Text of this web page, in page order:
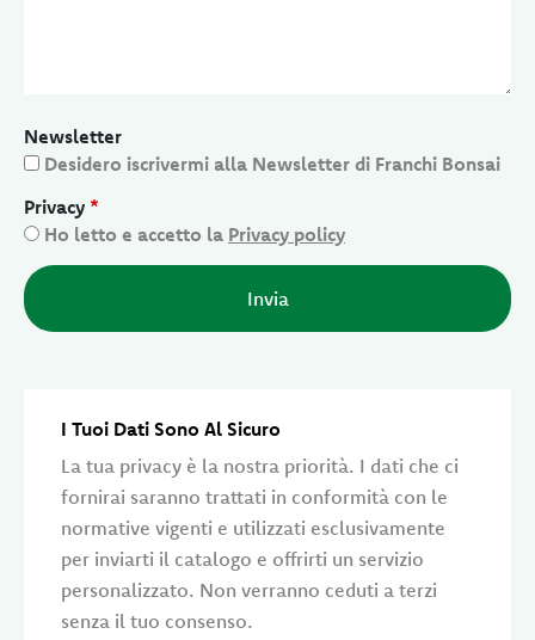
Newsletter
Desidero iscrivermi alla Newsletter di Franchi Bonsai
Privacy *
Ho letto e accetto la Privacy policy
I Tuoi Dati Sono Al Sicuro
La tua privacy è la nostra priorità. I dati che ci
fornirai saranno trattati in conformità con le
normative vigenti e utilizzati esclusivamente
per inviarti il catalogo e offrirti un servizio
personalizzato. Non verranno ceduti a terzi
senza il tuo consenso.